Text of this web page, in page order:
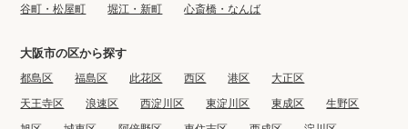
谷町・松屋町
堀江・新町 心斎橋・なんば
大阪市の区から探す
都島区 福島区 此花区 西区 港区
大正区
天王寺区
浪速区 西淀川区 東淀川区 東成区
生野区